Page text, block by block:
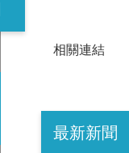
相關連結
最新新聞